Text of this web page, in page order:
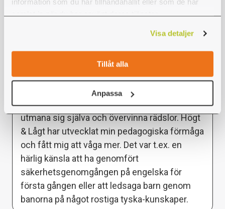
samlat in när du har använt deras tjänster.
Visa detaljer
Tillåt alla
Anpassa
Som instruktör jobbar jag nära gästerna och är
alltid behjälplig. Att jobba utomhus, med
äventyrliga kollegor och gäster, gör arbetet
riktigt roligt. Det bästa med jobbet är den
positiva stämningen och att peppa gäster att
utmana sig själva och övervinna rädslor. Högt
& Lågt har utvecklat min pedagogiska förmåga
och fått mig att våga mer. Det var t.ex. en
härlig känsla att ha genomfört
säkerhetsgenomgången på engelska för
första gången eller att ledsaga barn genom
banorna på något rostiga tyska-kunskaper.